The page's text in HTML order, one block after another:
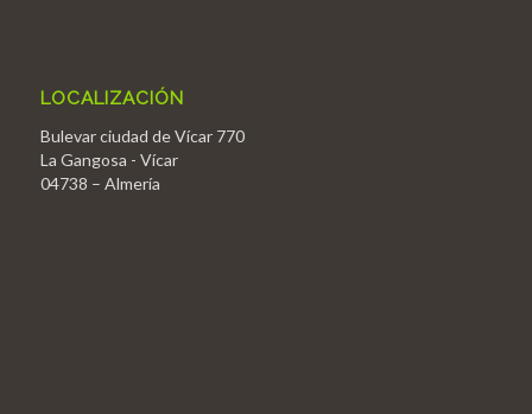
LOCALIZACIÓN
Bulevar ciudad de Vícar 770
La Gangosa - Vícar
04738 – Almería